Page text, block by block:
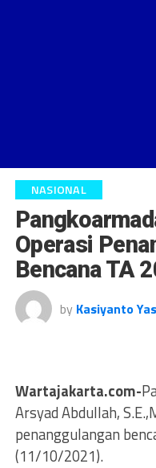
NASIONAL
Operasi
Bencana TA
by Kasiyanto
Wartajakarta.com-
Arsyad Abdullah,
penanggulangan
(11/10/2021).